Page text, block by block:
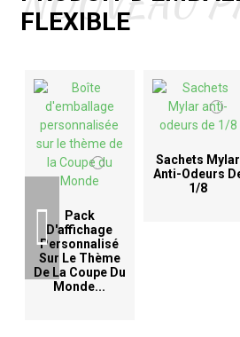
FLEXIBLE
Pack
D'affichage
Personnalisé
Sur Le Thème
De La Coupe Du
Monde...
Sachets Mylar
Anti-Odeurs
1/8